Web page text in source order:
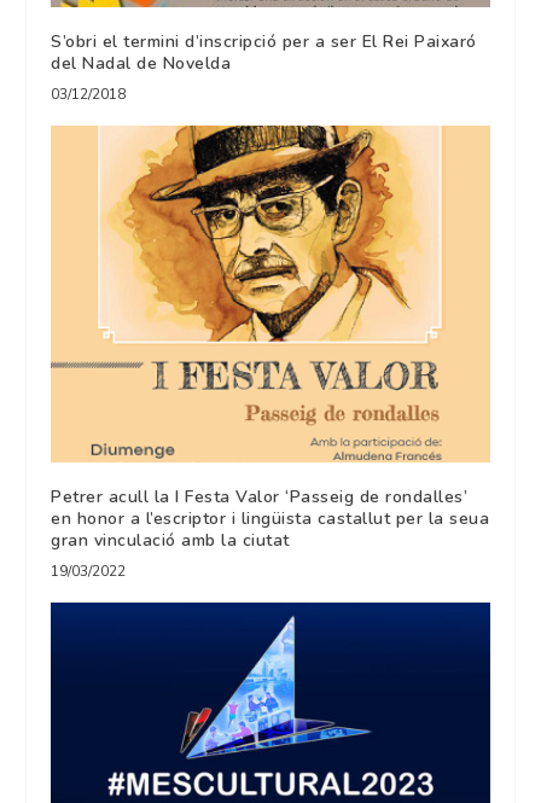
S’obri el termini d’inscripció per a ser El Rei Paixaró
del Nadal de Novelda
03/12/2018
Petrer acull la I Festa Valor ‘Passeig de rondalles’
en honor a l’escriptor i lingüista castallut per la seua
gran vinculació amb la ciutat
19/03/2022